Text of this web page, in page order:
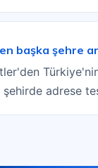
başka şehre
şehirde adrese